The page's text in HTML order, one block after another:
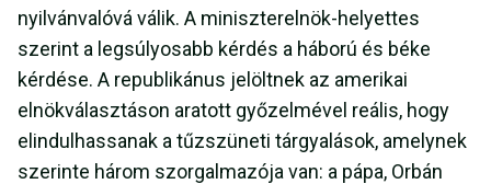
nyilvánvalóvá válik. A miniszterelnök-helyettes
szerint a legsúlyosabb kérdés a háború és béke
kérdése. A republikánus jelöltnek az amerikai
elnökválasztáson aratott győzelmével reális, hogy
elindulhassanak a tűzszüneti tárgyalások, amelynek
szerinte három szorgalmazója van: a pápa, Orbán